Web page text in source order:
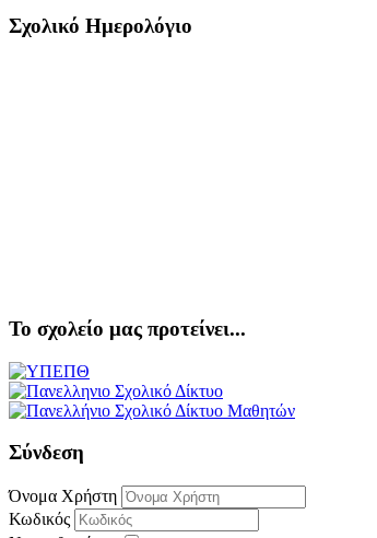
Σχολικό Ημερολόγιο
Το σχολείο μας προτείνει...
Σύνδεση
Όνομα Χρήστη
Κωδικός